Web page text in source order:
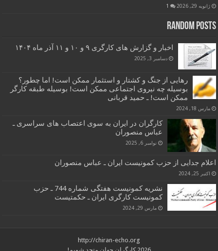
ژانویه 29, 2026 1
Random Posts
اخبار و گزارش های کارگری ۹ و ۱۰ و ۱۱ آذر ماه ۱۴۰۴
دسامبر 3, 2025
رهایی از جنگ و کشتار و استثمار ممکن است! اما چطور؟
بوسیله چه نیروی اجتماعی ممکن است! بوسیله طبقه کارگر
ممکن است! ـ حمید قربانی
مارس 18, 2024
کارگران در ایران به سوی اعتصاب های سراسری ـ
عباس منصوران
نوامبر 6, 2025
اعلام جدایی از حزب کمونیست ایران ـ عباس منصوران
اکتبر 25, 2024
نشریه کمونیست هفتگی شماره 744 ـ حزب
کمونیست کارگری ایران ـ حکمتیست
مارس 29, 2024
http://chiran-echo.org